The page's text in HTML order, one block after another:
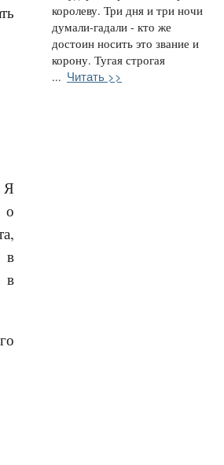
Я
о
в
в
королеву. Три дня и три ночи
думали-гадали - кто же
достоин носить это звание и
корону. Тугая строгая
... Читать >>